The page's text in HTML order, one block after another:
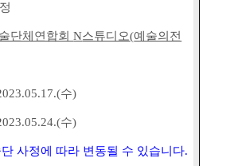
단체연합회N스튜디오(예술의전
수)
수)
사정에 따라 변동될 수 있습니다.